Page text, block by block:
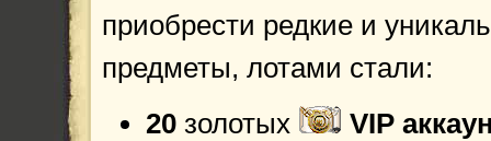
приобрести редкие и
предметы, лотами стали:
20 золотых
VIP